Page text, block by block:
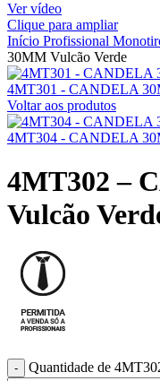
Ver vídeo
Clique para ampliar
Início Profissional
30MM Vulcão Verde
4MT301 - CANDELA
Voltar aos produtos
4MT304 - CANDELA
4MT302 –
Vulcão
Quantidade de